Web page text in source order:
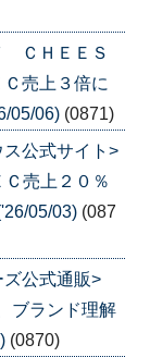
ＣＨＥＥＳ
売上３倍に
05/06) (0871)
公式サイト>
売上２０％
05/03) (087
ズ公式通販>
ブランド理解
(0870)